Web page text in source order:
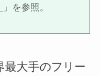
」を参照。
最大手のフリー